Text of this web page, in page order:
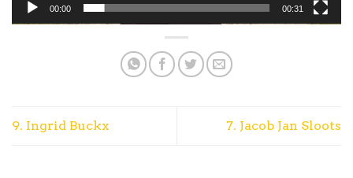
00:00 00:31
9. Ingrid Buckx 7. Jacob Jan Sloots